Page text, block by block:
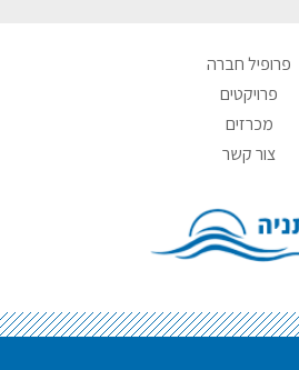
פרופיל חברה
פרויקטים
מכרזים
צור קשר